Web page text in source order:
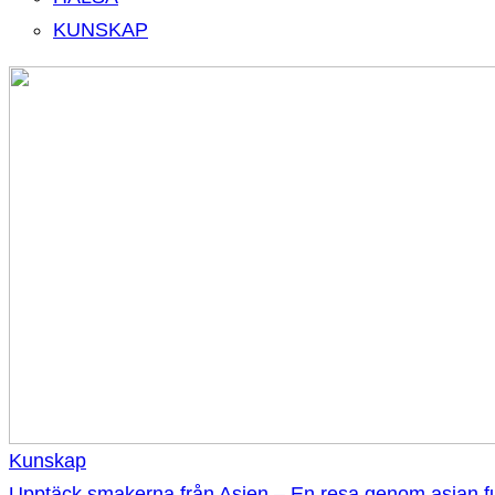
KUNSKAP
Kunskap